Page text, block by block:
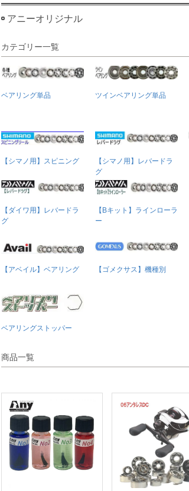
アニーオリジナル
カテゴリー一覧
ベアリング単品 ツインベアリング単品
【シマノ用】スピニング
【シマノ用】レバードラ
グ
【ダイワ用】レバードラ
グ
【Bキット】ラインローラ
ー
【アベイル】ベアリング
【ゴメクサス】機種別
ベアリングストッパー
商品一覧